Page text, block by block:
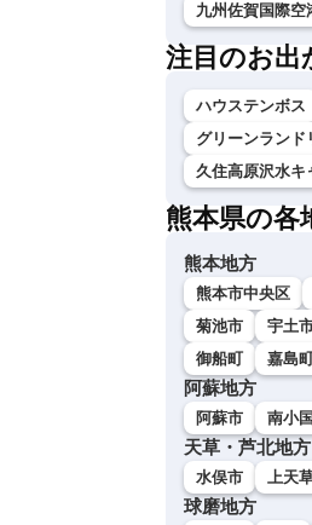
九州佐賀国際空
注目のお出
ハウステンボス
グリーンランド
久住高原沢水キ
熊本県の各
熊本地方
熊本市中央区
菊池市
宇土
御船町
嘉島
阿蘇地方
阿蘇市 南小
天草・芦北地方
水俣市 上天
球磨地方